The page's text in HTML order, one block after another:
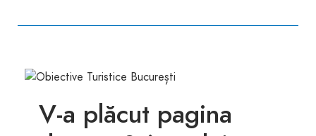
V-a plăcut pagina